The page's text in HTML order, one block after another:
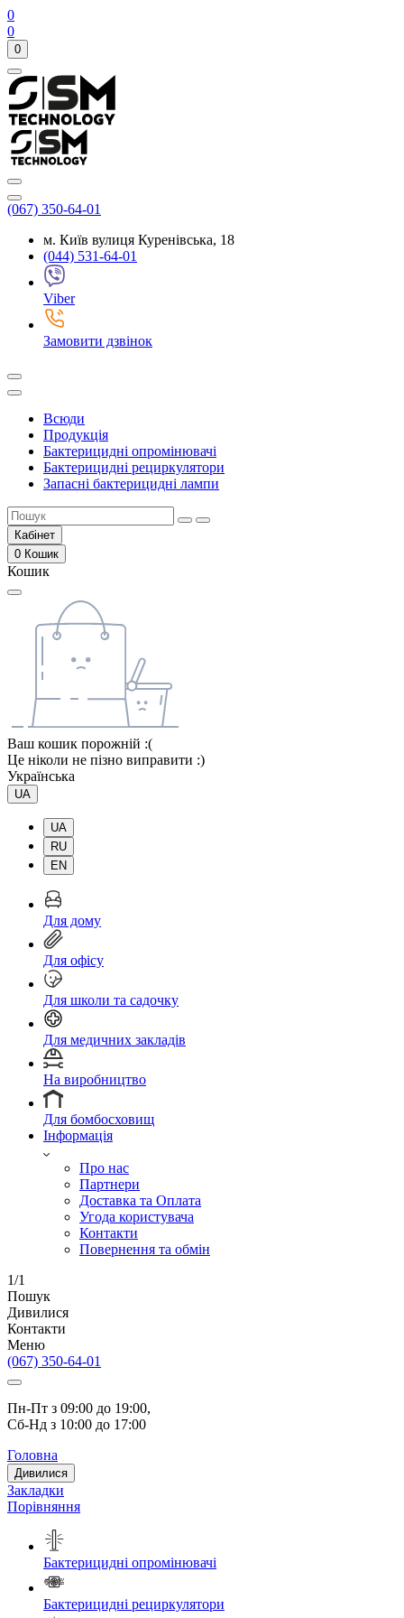
0
0
0
(067) 350-64-01
м. Київ вулиця Куренівська, 18
(044) 531-64-01
Viber
Замовити дзвінок
Всюди
Продукція
Бактерицидні опромінювачі
Бактерицидні рециркулятори
Запасні бактерицидні лампи
Кабінет
0 Кошик
Кошик
Ваш кошик порожній :(
Це ніколи не пізно виправити :)
Українська
UA
UA
RU
EN
Для дому
Для офісу
Для школи та садочку
Для медичних закладів
На виробництво
Для бомбосховищ
Інформація
Про нас
Партнери
Доставка та Оплата
Угода користувача
Контакти
Повернення та обмін
1/1
Пошук
Дивилися
Контакти
Меню
(067) 350-64-01
Пн-Пт з 09:00 до 19:00,
Сб-Нд з 10:00 до 17:00
Головна
Дивилися
Закладки
Порівняння
Бактерицидні опромінювачі
Бактерицидні рециркулятори